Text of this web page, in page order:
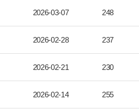
2026-03-07 248
2026-02-28 237
2026-02-21 230
2026-02-14 255